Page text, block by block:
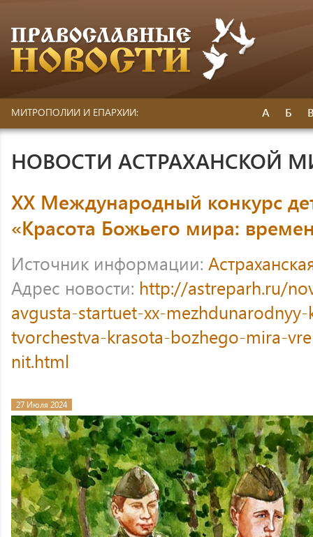
МИТРОПОЛИИ И ЕПАРХИИ: А Б
НОВОСТИ АСТРАХАНСКОЙ
XX Международный конкурс
«Красота Божьего мира:
Источник информации:
Адрес новости: http://astreparh.ru/
avgusta-startuet-xx-
tvorchestva-krasota-bozhego-mira-
nit.html
27 Июля 2024